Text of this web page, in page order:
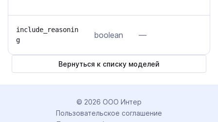
include_reasonin
g
boolean —
Вернуться к списку моделей
© 2026 ООО Интер
Пользовательское соглашение